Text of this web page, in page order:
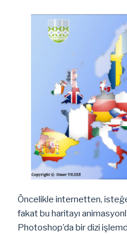
Öncelikle internetten,
fakat bu haritayı
Photoshop’da bir dizi